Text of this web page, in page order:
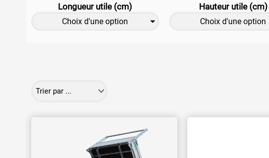
Longueur utile (cm)
Choix d'une option
Hauteur utile (cm)
Choix d'une option